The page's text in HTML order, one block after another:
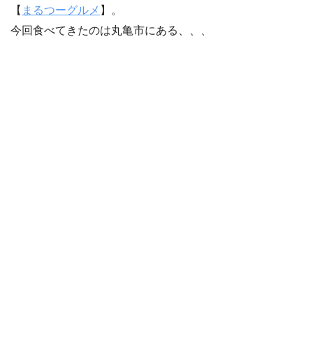
【 まるつーグルメ 】。
今回食べてきたのは丸亀市にある、、、